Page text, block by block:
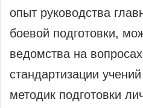
опыт руководства
боевой подготовки,
ведомства на
стандартизации
методик подготовки